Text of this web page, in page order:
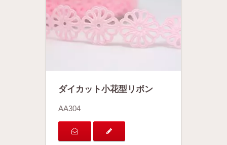
ダイカット小花型リボン
AA304